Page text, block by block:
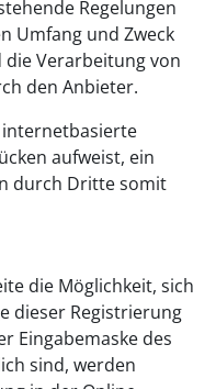
Regelungen
Umfang und Zweck
Verarbeitung von
den Anbieter.
internetbasierte
aufweist, ein
durch Dritte somit
die Möglichkeit, sich
dieser Registrierung
Eingabemaske des
sind, werden